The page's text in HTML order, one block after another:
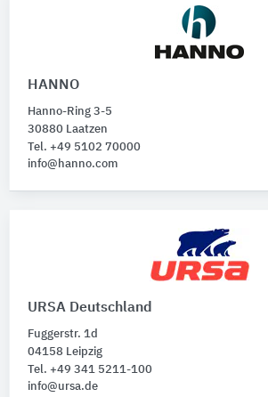
HANNO
Hanno-Ring 3-5
30880 Laatzen
Tel. +49 5102 70000
info@hanno.com
URSA Deutschland
Fuggerstr. 1d
04158 Leipzig
Tel. +49 341 5211-100
info@ursa.de